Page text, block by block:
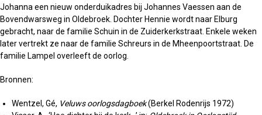
Johanna een nieuw onderduikadres bij Johannes Vaessen aan de
Bovendwarsweg in Oldebroek. Dochter Hennie wordt naar Elburg
gebracht, naar de familie Schuin in de Zuiderkerkstraat. Enkele weken
later vertrekt ze naar de familie Schreurs in de Mheenpoortstraat. De
familie Lampel overleeft de oorlog.
Bronnen:
Wentzel, Gé, Veluws oorlogsdagboek(Berkel Rodenrijs 1972)